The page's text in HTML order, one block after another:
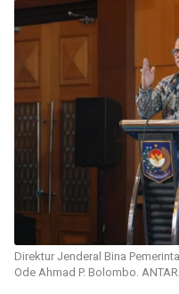
Direktur Jenderal Bina
Ode Ahmad P. Bolombo.